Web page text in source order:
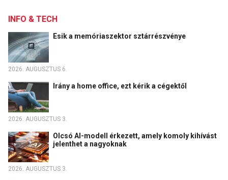
INFO & TECH
Esik a memóriaszektor sztárrészvénye
2026. AUGUSZTUS 6.
Irány a home office, ezt kérik a cégektől
2026. AUGUSZTUS 3.
Olcsó AI-modell érkezett, amely komoly kihívást
jelenthet a nagyoknak
2026. AUGUSZTUS 3.